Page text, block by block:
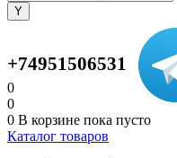
+74951506531
0
0
0 В корзине пока пусто
Каталог товаров